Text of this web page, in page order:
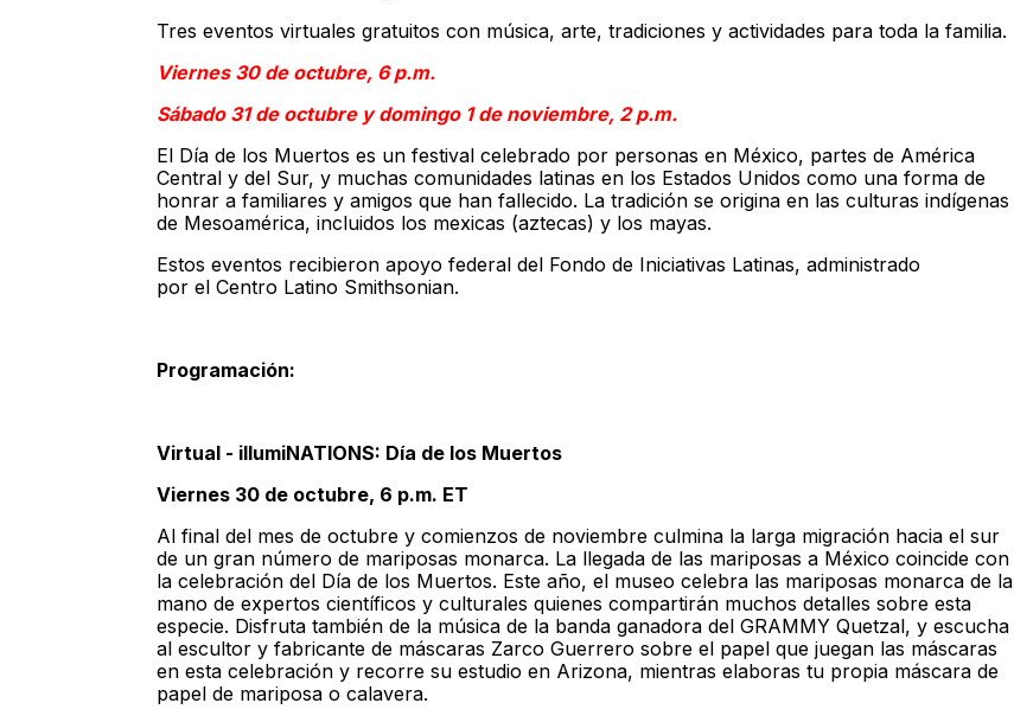
Tres eventos virtuales gratuitos con música, arte, tradiciones y actividades para toda la familia.
Viernes 30 de octubre, 6 p.m.
Sábado 31 de octubre y domingo 1 de noviembre, 2 p.m.
El Día de los Muertos es un festival celebrado por personas en México, partes de América
Central y del Sur, y muchas comunidades latinas en los Estados Unidos como una forma de
honrar a familiares y amigos que han fallecido. La tradición se origina en las culturas indígenas
de Mesoamérica, incluidos los mexicas (aztecas) y los mayas.
Estos eventos recibieron apoyo federal del Fondo de Iniciativas Latinas, administrado
por el Centro Latino Smithsonian.
Programación:
Virtual - illumiNATIONS: Día de los Muertos
Viernes 30 de octubre, 6 p.m. ET
Al final del mes de octubre y comienzos de noviembre culmina la larga migración hacia el sur
de un gran número de mariposas monarca. La llegada de las mariposas a México coincide con
la celebración del Día de los Muertos. Este año, el museo celebra las mariposas monarca de la
mano de expertos científicos y culturales quienes compartirán muchos detalles sobre esta
especie. Disfruta también de la música de la banda ganadora del GRAMMY Quetzal, y escucha
al escultor y fabricante de máscaras Zarco Guerrero sobre el papel que juegan las máscaras
en esta celebración y recorre su estudio en Arizona, mientras elaboras tu propia máscara de
papel de mariposa o calavera.